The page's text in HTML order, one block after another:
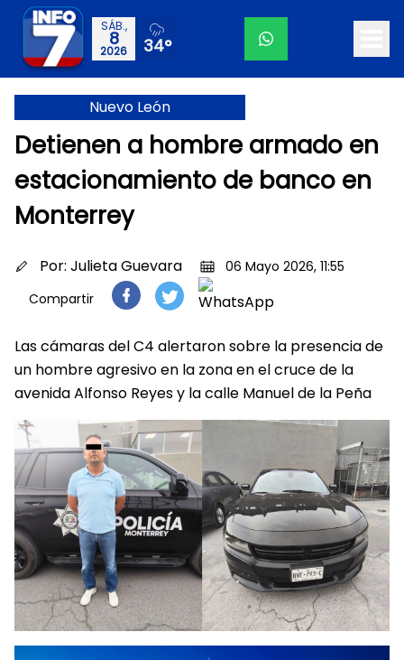
SÁB.,
8
2026 34°
Nuevo León
Detienen a hombre armado en
estacionamiento de banco en
Monterrey
Por: Julieta Guevara
06 Mayo 2026, 11:55
Compartir
Las cámaras del C4 alertaron sobre la presencia de
un hombre agresivo en la zona en el cruce de la
avenida Alfonso Reyes y la calle Manuel de la Peña